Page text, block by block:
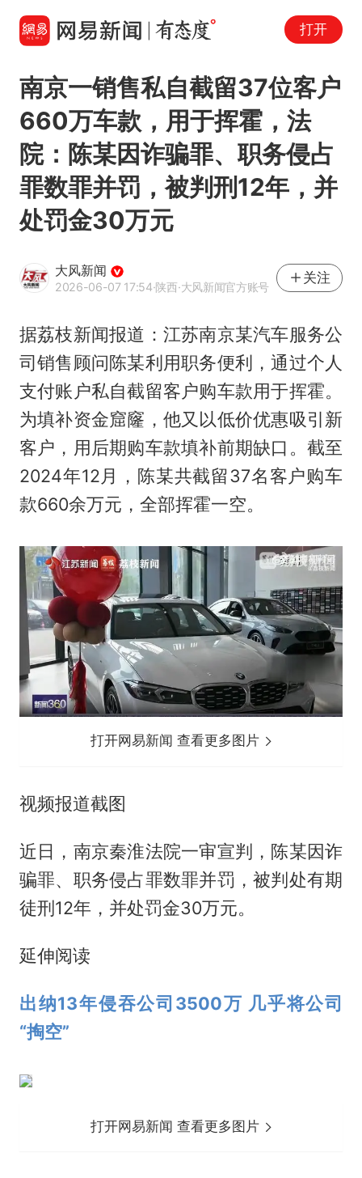
打开
南京一销售私自截留37位客户
660万车款，用于挥霍，法
院：陈某因诈骗罪、职务侵占
罪数罪并罚，被判刑12年，并
处罚金30万元
大风新闻
2026-06-07 17:54·陕西·大风新闻官方账号
关注
据荔枝新闻报道：江苏南京某汽车服务公
司销售顾问陈某利用职务便利，通过个人
支付账户私自截留客户购车款用于挥霍。
为填补资金窟窿，他又以低价优惠吸引新
客户，用后期购车款填补前期缺口。截至
2024年12月，陈某共截留37名客户购车
款660余万元，全部挥霍一空。
打开网易新闻 查看更多图片
视频报道截图
近日，南京秦淮法院一审宣判，陈某因诈
骗罪、职务侵占罪数罪并罚，被判处有期
徒刑12年，并处罚金30万元。
延伸阅读
出纳13年侵吞公司3500万 几乎将公司
“掏空”
打开网易新闻 查看更多图片